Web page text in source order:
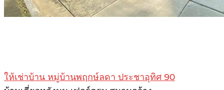
ให้เช่าบ้าน หมู่บ้านพฤกษ์ลดา ประชาอุทิศ 90